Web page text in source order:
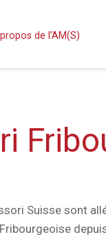
de l’AM(S)
Suisse sont